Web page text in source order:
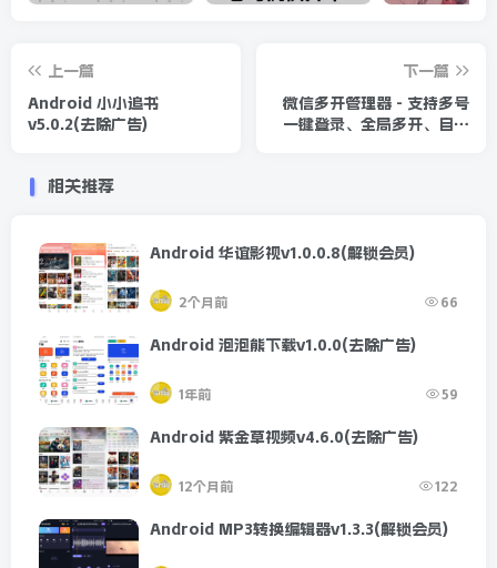
上一篇
Android 小小追书
v5.0.2(去除广告)
下一篇
微信多开管理器 - 支持多号
一键登录、全局多开、自启
相关推荐
Android 华谊影视v1.0.0.8(解锁会员)
2个月前 66
Android 泡泡熊下载v1.0.0(去除广告)
1年前 59
Android 紫金草视频v4.6.0(去除广告)
12个月前 122
Android MP3转换编辑器v1.3.3(解锁会员)